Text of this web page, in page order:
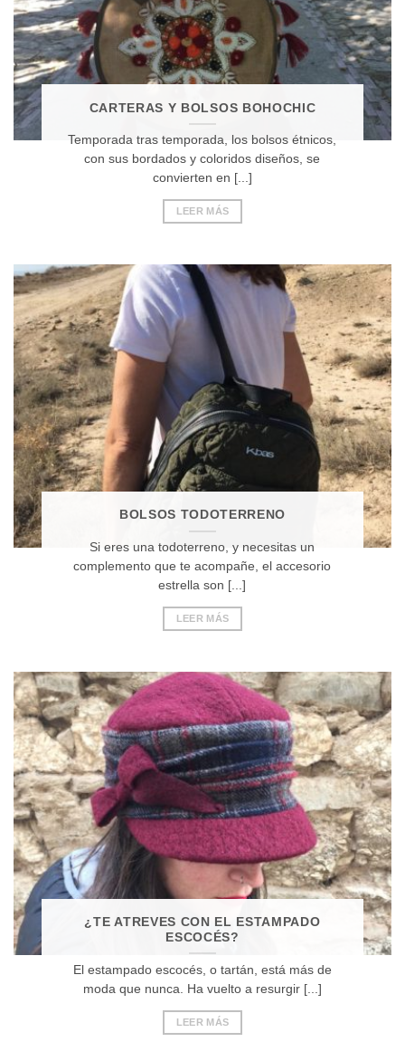
CARTERAS Y BOLSOS BOHOCHIC
Temporada tras temporada, los bolsos étnicos,
con sus bordados y coloridos diseños, se
convierten en [...]
LEER MÁS
BOLSOS TODOTERRENO
Si eres una todoterreno, y necesitas un
complemento que te acompañe, el accesorio
estrella son [...]
LEER MÁS
¿TE ATREVES CON EL ESTAMPADO
ESCOCÉS?
El estampado escocés, o tartán, está más de
moda que nunca. Ha vuelto a resurgir [...]
LEER MÁS